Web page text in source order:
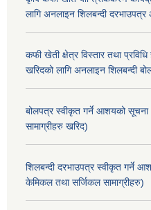
लागि अनलाइन शिलबन्दी दरभाउपत्र
कफी खेती क्षेत्र विस्तार तथा
खरिदको लागि अनलाइन शिलबन्दी
बोलपत्र स्वीकृत गर्ने आशयको सूचना
सामाग्रीहरु खरिद)
शिलबन्दी दरभाउपत्र स्वीकृत गर्ने
केमिकल तथा सर्जिकल सामाग्रीहरु)